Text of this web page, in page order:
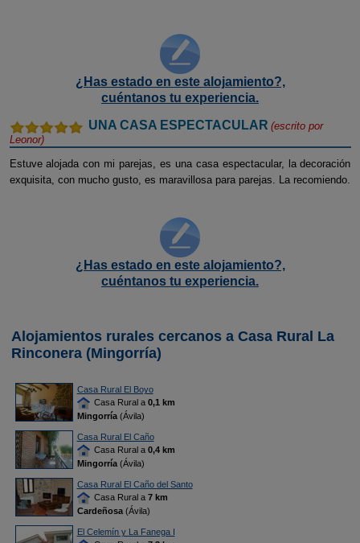
¿Has estado en este alojamiento?,
cuéntanos tu experiencia.
UNA CASA ESPECTACULAR (escrito por
Leonor)
Estuve alojada con mi parejas, es una casa espectacular, la decoración
exquisita, con mucho gusto, es maravillosa para parejas. La recomiendo.
¿Has estado en este alojamiento?,
cuéntanos tu experiencia.
Alojamientos rurales cercanos a Casa Rural La
Rinconera (Mingorría)
Casa Rural El Boyo
Casa Rural a 0,1 km
Mingorría(Ávila)
Casa Rural El Caño
Casa Rural a 0,4 km
Mingorría(Ávila)
Casa Rural El Caño del Santo
Casa Rural a 7 km
Cardeñosa(Ávila)
El Celemín y La Fanega I